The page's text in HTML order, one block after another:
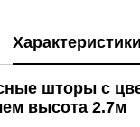
Характеристики
шторы с
высота 2.7м